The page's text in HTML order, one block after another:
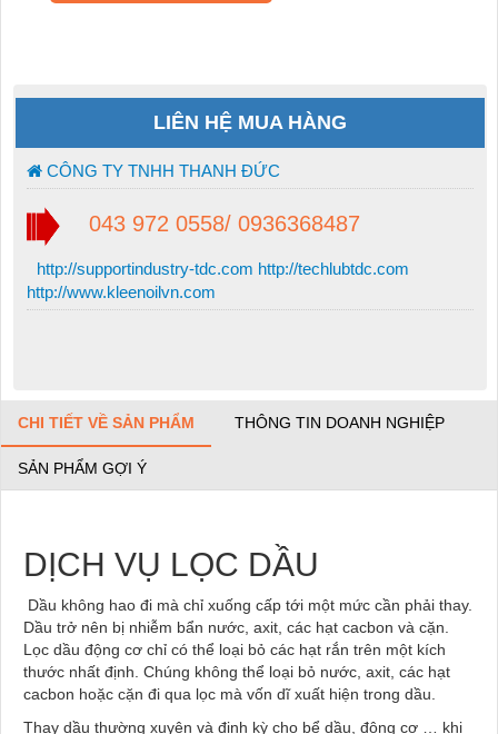
LIÊN HỆ MUA HÀNG
CÔNG TY TNHH THANH ĐỨC
043 972 0558/ 0936368487
http://supportindustry-tdc.com http://techlubtdc.com
http://www.kleenoilvn.com
CHI TIẾT VỀ SẢN PHẨM THÔNG TIN DOANH NGHIỆP
SẢN PHẨM GỢI Ý
DỊCH VỤ LỌC DẦU
Dầu không hao đi mà chỉ xuống cấp tới một mức cần phải thay.
Dầu trở nên bị nhiễm bẩn nước, axit, các hạt cacbon và cặn.
Lọc dầu động cơ chỉ có thể loại bỏ các hạt rắn trên một kích
thước nhất định. Chúng không thể loại bỏ nước, axit, các hạt
cacbon hoặc cặn đi qua lọc mà vốn dĩ xuất hiện trong dầu.
Thay dầu thường xuyên và định kỳ cho bể dầu, động cơ … khi